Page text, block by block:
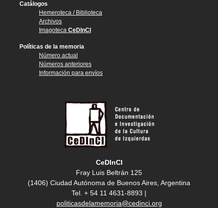
Catálogos
Hemeroteca / Biblioteca
Archivos
Imagoteca CeDInCI
Políticas de la memoria
Número actual
Números anteriores
Información para envíos
CeDInCI
Fray Luis Beltrán 125
(1406) Ciudad Autónoma de Buenos Aires, Argentina
Tel. + 54 11 4631-8893 |
politicasdelamemoria@cedinci.org